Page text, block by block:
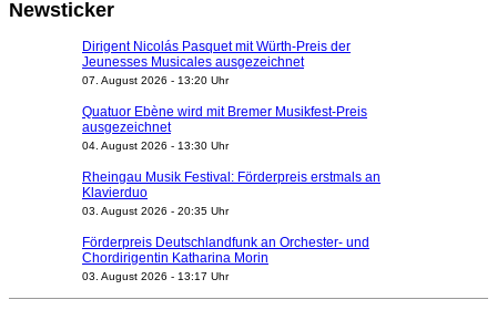
Newsticker
Dirigent Nicolás Pasquet mit Würth-Preis der
Jeunesses Musicales ausgezeichnet
07. August 2026 - 13:20 Uhr
Quatuor Ebène wird mit Bremer Musikfest-Preis
ausgezeichnet
04. August 2026 - 13:30 Uhr
Rheingau Musik Festival: Förderpreis erstmals an
Klavierduo
03. August 2026 - 20:35 Uhr
Förderpreis Deutschlandfunk an Orchester- und
Chordirigentin Katharina Morin
03. August 2026 - 13:17 Uhr